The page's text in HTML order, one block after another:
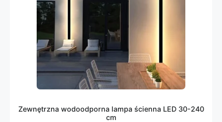
Zewnętrzna wodoodporna lampa ścienna LED 30-240
cm